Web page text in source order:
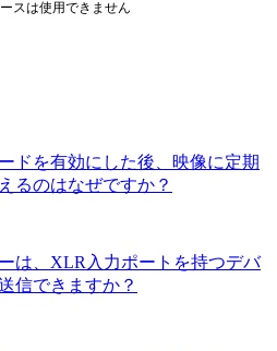
スは使用できません
ドを有効にした後、映像に定期
るのはなぜですか？
は、XLR入力ポートを持つデバ
信できますか？